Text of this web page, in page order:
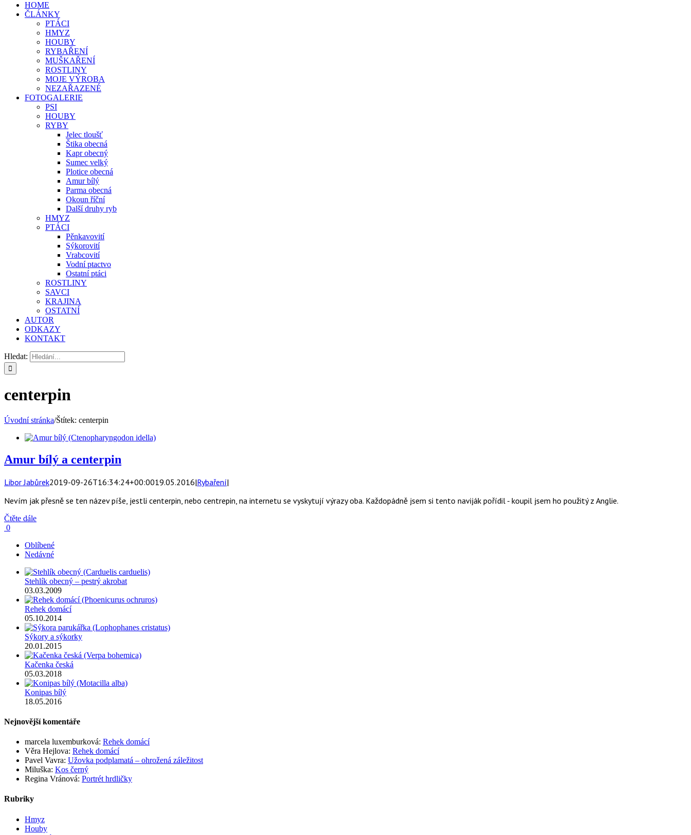
HOME
ČLÁNKY
PTÁCI
HMYZ
HOUBY
RYBAŘENÍ
MUŠKAŘENÍ
ROSTLINY
MOJE VÝROBA
NEZAŘAZENÉ
FOTOGALERIE
PSI
HOUBY
RYBY
Jelec tloušť
Štika obecná
Kapr obecný
Sumec velký
Plotice obecná
Amur bílý
Parma obecná
Okoun říční
Další druhy ryb
HMYZ
PTÁCI
Pěnkavovití
Sýkorovití
Vrabcovití
Vodní ptactvo
Ostatní ptáci
ROSTLINY
SAVCI
KRAJINA
OSTATNÍ
AUTOR
ODKAZY
KONTAKT
Hledat:
centerpin
Úvodní stránka/Štítek: centerpin
Amur bílý a centerpin
Libor Jabůrek2019-09-26T16:34:24+00:0019.05.2016|Rybaření|
Nevím jak přesně se ten název píše, jestli centerpin, nebo centrepin, na internetu se vyskytují výrazy oba. Každopádně jsem si tento naviják pořídil - koupil jsem ho použitý z Anglie.
Čtěte dále
0
Oblíbené
Nedávné
Stehlík obecný – pestrý akrobat
03.03.2009
Rehek domácí
05.10.2014
Sýkory a sýkorky
20.01.2015
Kačenka česká
05.03.2018
Konipas bílý
18.05.2016
Nejnovější komentáře
marcela luxemburková: Rehek domácí
Věra Hejlova: Rehek domácí
Pavel Vavra: Užovka podplamatá – ohrožená záležitost
Miluška: Kos černý
Regina Vránová: Portrét hrdličky
Rubriky
Hmyz
Houby